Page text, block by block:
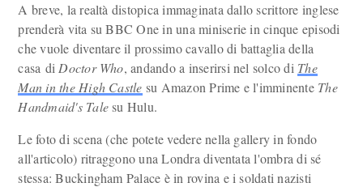
A breve, la realtà distopica immaginata dallo scrittore inglese
prenderà vita su BBC One in una miniserie in cinque episodi
che vuole diventare il prossimo cavallo di battaglia della
casa di Doctor Who, andando a inserirsi nel solco di The
Man in the High Castle su Amazon Prime e l'imminente The
Handmaid's Talesu Hulu.
Le foto di scena (che potete vedere nella gallery in fondo
all'articolo) ritraggono una Londra diventata l'ombra di sé
stessa: Buckingham Palace è in rovina e i soldati nazisti